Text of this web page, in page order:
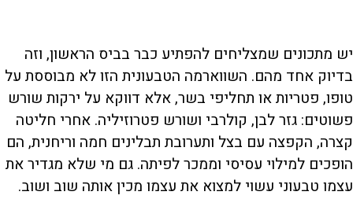
יש מתכונים שמצליחים להפתיע כבר בביס הראשון, וזה
בדיוק אחד מהם. השווארמה הטבעונית הזו לא מבוססת על
טופו, פטריות או תחליפי בשר, אלא דווקא על ירקות שורש
פשוטים: גזר לבן, קולרבי ושורש פטרוזיליה. אחרי חליטה
קצרה, הקפצה עם בצל ותערובת תבלינים חמה וריחנית, הם
הופכים למילוי עסיסי וממכר לפיתה. גם מי שלא מגדיר את
עצמו טבעוני עשוי למצוא את עצמו מכין אותה שוב ושוב.